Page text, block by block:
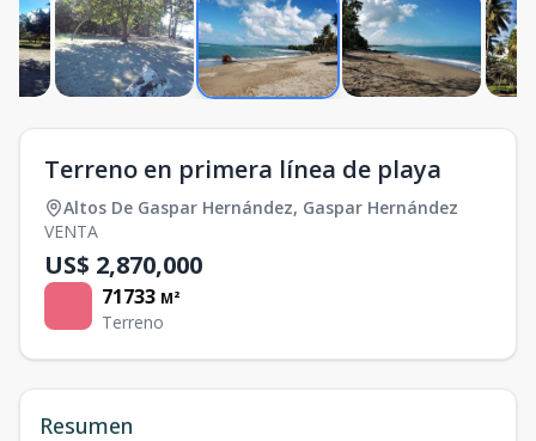
Terreno en primera línea de playa
Altos De Gaspar Hernández, Gaspar Hernández
VENTA
US$ 2,870,000
71733 M²
Terreno
Resumen